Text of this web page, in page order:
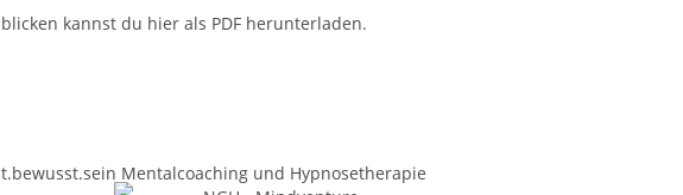
kannst du hier als PDF herunterladen.